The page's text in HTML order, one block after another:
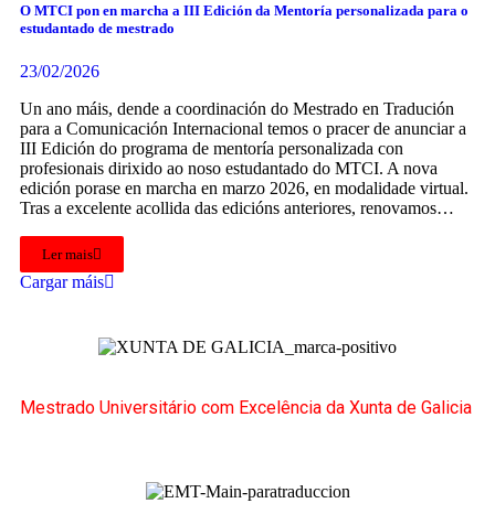
O MTCI pon en marcha a III Edición da Mentoría personalizada para o
estudantado de mestrado
23/02/2026
Un ano máis, dende a coordinación do Mestrado en Tradución
para a Comunicación Internacional temos o pracer de anunciar a
III Edición do programa de mentoría personalizada con
profesionais dirixido ao noso estudantado do MTCI. A nova
edición porase en marcha en marzo 2026, en modalidade virtual.
Tras a excelente acollida das edicións anteriores, renovamos…
Ler mais
Cargar máis
Mestrado Universitário com Excelência da Xunta de Galicia